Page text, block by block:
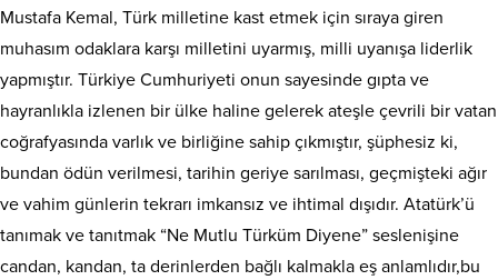
Mustafa Kemal, Türk milletine kast etmek için sıraya giren
muhasım odaklara karşı milletini uyarmış, milli uyanışa liderlik
yapmıştır. Türkiye Cumhuriyeti onun sayesinde gıpta ve
hayranlıkla izlenen bir ülke haline gelerek ateşle çevrili bir vatan
coğrafyasında varlık ve birliğine sahip çıkmıştır, şüphesiz ki,
bundan ödün verilmesi, tarihin geriye sarılması, geçmişteki ağır
ve vahim günlerin tekrarı imkansız ve ihtimal dışıdır. Atatürk’ü
tanımak ve tanıtmak “Ne Mutlu Türküm Diyene” seslenişine
candan, kandan, ta derinlerden bağlı kalmakla eş anlamlıdır,bu